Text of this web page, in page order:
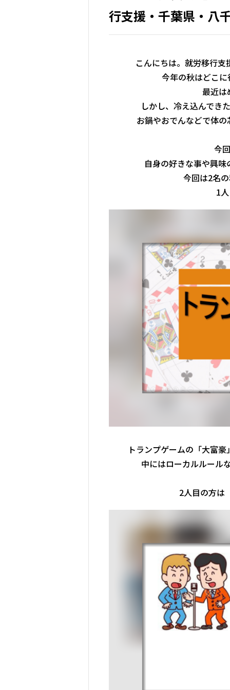
行支援・千葉県・八
こんにちは。就労移行
今年の秋はどこ
最近は
しかし、冷え込んでき
お鍋やおでんなどで体
今
自身の好きな事や興
今回は2名
1
トランプゲームの「大富
中にはローカルルール
2人目の方は